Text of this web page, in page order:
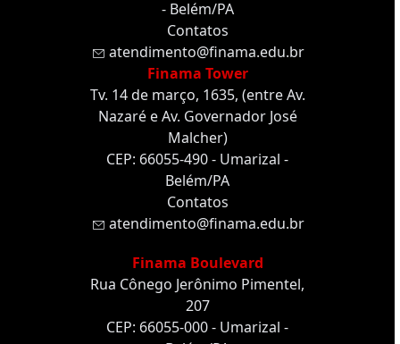
- Belém/PA
Contatos
atendimento@finama.edu.br
Finama Tower
Tv. 14 de março, 1635, (entre Av.
Nazaré e Av. Governador José
Malcher)
CEP: 66055-490 - Umarizal -
Belém/PA
Contatos
atendimento@finama.edu.br
Finama Boulevard
Rua Cônego Jerônimo Pimentel,
207
CEP: 66055-000 - Umarizal -